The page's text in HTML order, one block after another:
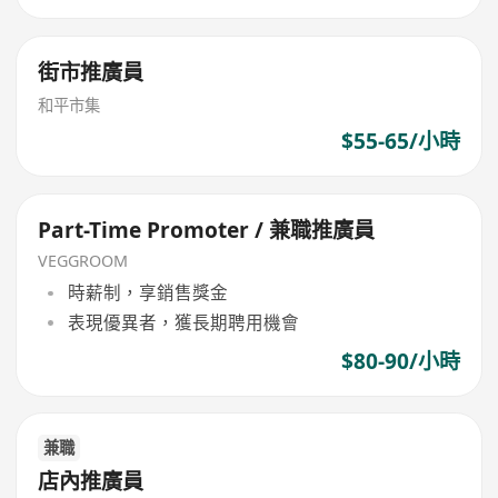
街市推廣員
和平市集
$55-65/小時
Part-Time Promoter / 兼職推廣員
VEGGROOM
時薪制，享銷售獎金
表現優異者，獲長期聘用機會
$80-90/小時
兼職
店內推廣員